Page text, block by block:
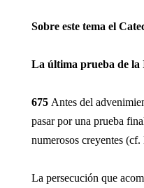
Sobre este tema el
La última prueba de la
675Antes del
pasar por una prueba
numerosos creyentes
La persecución que